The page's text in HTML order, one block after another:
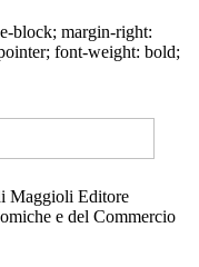
block; margin-right:
font-weight: bold;
Maggioli Editore
e del Commercio